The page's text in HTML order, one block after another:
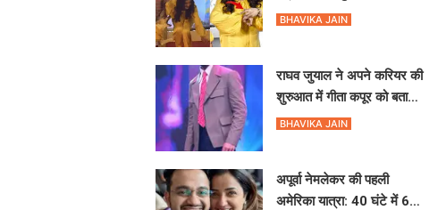
सामना कैसे किया?
BHAVIKA JAIN
राघव जुयाल ने अपने करियर की
शुरुआत में गीता कपूर को बताया
गुरु, साझा की दिलचस्प बातें
BHAVIKA JAIN
अपूर्वा नेमलेकर की पहली
अमेरिका यात्रा: 40 घंटे में 6